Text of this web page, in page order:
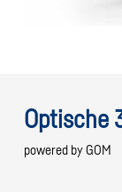
Optische
powered by GOM